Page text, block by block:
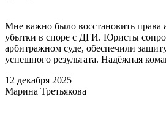
Мне важно было восстановить права
убытки в споре с ДГИ. Юристы
арбитражном суде, обеспечили
успешного результата. Надёжная
12 декабря 2025
Марина Третьякова